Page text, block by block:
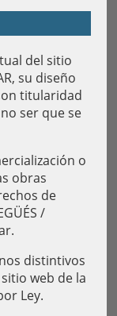
del sitio
su diseño
titularidad
no ser que se
o
obras
de
/
distintivos
web de la
Ley.